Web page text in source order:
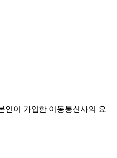
인이 가입한 이동통신사의 요